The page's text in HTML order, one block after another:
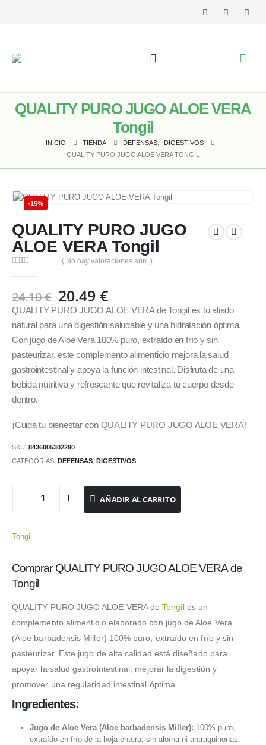
QUALITY PURO JUGO ALOE VERA
Tongil
INICIO TIENDA DEFENSAS
DIGESTIVOS
QUALITY PURO JUGO ALOE VERA TONGIL
-15%
QUALITY PURO JUGO
ALOE VERA Tongil
( No hay valoraciones aún. )
24.10€ El
precio
original
era:
24.10 €.
20.49€
precio
actual
es:
20.49 €.
QUALITY PURO JUGO ALOE VERA de Tongil es tu aliado
natural para una digestión saludable y una hidratación óptima.
Con jugo de Aloe Vera 100% puro, extraído en frío y sin
pasteurizar, este complemento alimenticio mejora la salud
gastrointestinal y apoya la función intestinal. Disfruta de una
bebida nutritiva y refrescante que revitaliza tu cuerpo desde
dentro.
¡Cuida tu bienestar con QUALITY PURO JUGO ALOE VERA!
SKU: 8436005302290
CATEGORÍAS: DEFENSAS, DIGESTIVOS
AÑADIR AL CARRITO
Tongil
Comprar QUALITY PURO JUGO ALOE VERA de
Tongil
QUALITY PURO JUGO ALOE VERA deTongiles un
complemento alimenticio elaborado con jugo de Aloe Vera
(Aloe barbadensis Miller) 100% puro, extraído en frío y sin
pasteurizar. Este jugo de alta calidad está diseñado para
apoyar la salud gastrointestinal, mejorar la digestión y
promover una regularidad intestinal óptima.
Ingredientes:
Jugo de Aloe Vera (Aloe barbadensis Miller): 100% puro,
extraído en frío de la hoja entera, sin aloína ni antraquinonas.